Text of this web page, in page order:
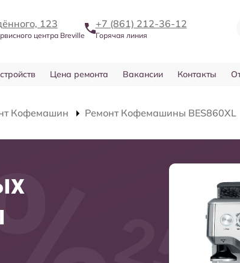
123
центра Breville
+7 (861) 212-36-12
Горячая линия
Цена ремонта Вакансии Контакты
Кофемашин Ремонт Кофемашины BES860XL